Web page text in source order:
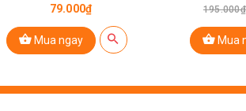
79.000₫
Mua ngay
195.000₫
Mua